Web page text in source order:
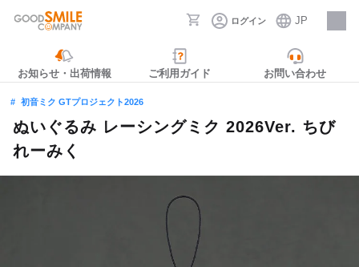
ログイン JP
採用情報
お知らせ・出荷情報 ご利用ガイド お問い合わせ
初音ミク GTプロジェクト2026
ぬいぐるみ レーシングミク 2026Ver. ちび
れーみく